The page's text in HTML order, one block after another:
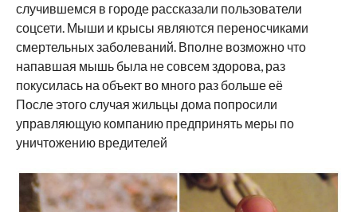
случившемся в городе рассказали пользователи
соцсети. Мыши и крысы являются переносчиками
смертельных заболеваний. Вполне возможно что
напавшая мышь была не совсем здорова, раз
покусилась на объект во много раз больше её
После этого случая жильцы дома попросили
управляющую компанию предпринять меры по
уничтожению вредителей